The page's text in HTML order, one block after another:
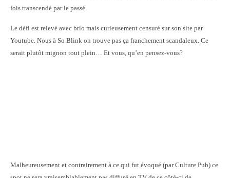
fois transcendé par le passé.
Le défi est relevé avec brio mais curieusement censuré sur son site par
Youtube. Nous à So Blink on trouve pas ça franchement scandaleux. Ce
serait plutôt mignon tout plein… Et vous, qu’en pensez-vous?
Malheureusement et contrairement à ce qui fut évoqué (par Culture Pub) ce